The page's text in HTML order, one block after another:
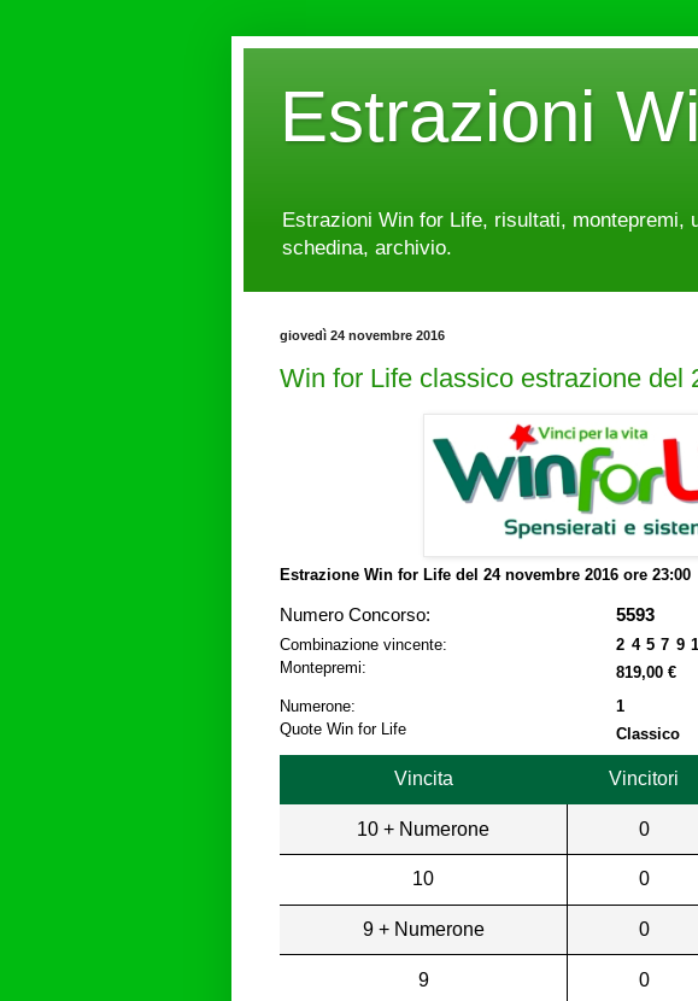
Estrazioni
Estrazioni Win for Life, risultati,
schedina, archivio.
giovedì 24 novembre 2016
Win for Life classico estrazione del
Estrazione Win for Life del 24 novembre 2016 ore 23:00
Numero Concorso: 5593
Combinazione vincente:
2 4 5 7 9
Montepremi:
819,00 €
Numerone:
1
Quote Win for Life
Classico
Vincita Vincitori
10 + Numerone 0
10 0
9 + Numerone 0
9 0